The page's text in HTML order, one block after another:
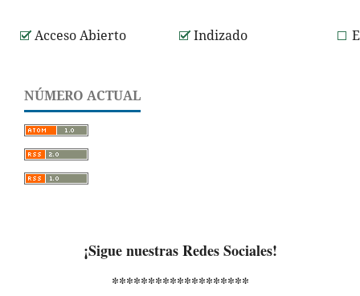
Acceso Abierto Indizado
NÚMERO ACTUAL
¡Sigue nuestras Redes Sociales!
*******************